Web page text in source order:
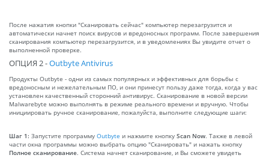
После нажатия кнопки "Сканировать сейчас" компьютер перезагрузится и
автоматически начнет поиск вирусов и вредоносных программ. После завершения
сканирования компьютер перезагрузится, и в уведомлениях Вы увидите отчет о
выполненной проверке.
ОПЦИЯ 2 -Outbyte Antivirus
Продукты Outbyte - одни из самых популярных и эффективных для борьбы с
вредоносным и нежелательным ПО, и они принесут пользу даже тогда, когда у вас
установлен качественный сторонний антивирус. Сканирование в новой версии
Malwarebyte можно выполнять в режиме реального времени и вручную. Чтобы
инициировать ручное сканирование, пожалуйста, выполните следующие шаги:
Шаг 1: Запустите программу Outbyte и нажмите кнопку Scan Now. Также в левой
части окна программы можно выбрать опцию "Сканировать" и нажать кнопку
Полное сканирование. Система начнет сканирование, и Вы сможете увидеть